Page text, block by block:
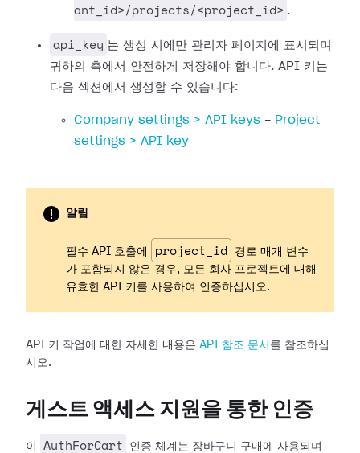
ant_id>/projects/<project_id> .
api_key 는 생성 시에만 관리자 페이지에 표시되며
귀하의 측에서 안전하게 저장해야 합니다. API 키는
다음 섹션에서 생성할 수 있습니다:
Company settings > API keys - Project
settings > API key
알림
필수 API 호출에 project_id
경로 매개 변수
가 포함되지 않은 경우, 모든 회사 프로젝트에 대해
유효한 API 키를 사용하여 인증하십시오.
API 키 작업에 대한 자세한 내용은 API 참조 문서 를 참조하십
시오.
게스트 액세스 지원을 통한 인증
이 AuthForCart 인증 체계는 장바구니 구매에 사용되며